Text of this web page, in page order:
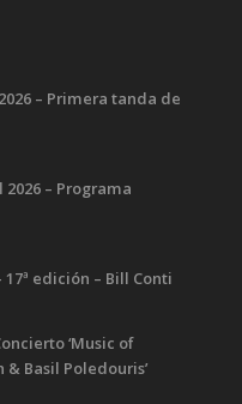
– Primera tanda de
– Programa
17ª edición – Bill Conti
‘Music of
Basil Poledouris’